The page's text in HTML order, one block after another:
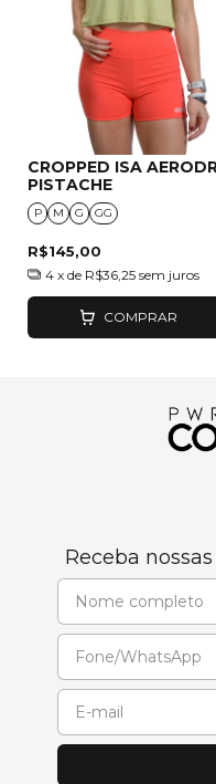
CROPPED ISA
PISTACHE
P M G GG
R$145,00
4 x de R$36,25 sem juros
COMPRAR
Receba